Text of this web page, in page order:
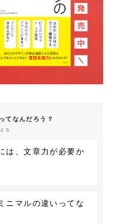
てなんだろう？
る
は、文章力が必要か
ニマルの違いってな